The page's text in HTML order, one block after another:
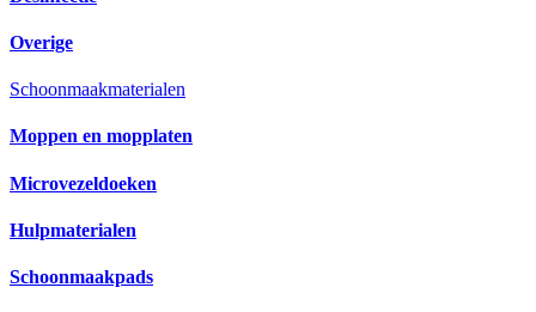
Overige
Schoonmaakmaterialen
Moppen en mopplaten
Microvezeldoeken
Hulpmaterialen
Schoonmaakpads